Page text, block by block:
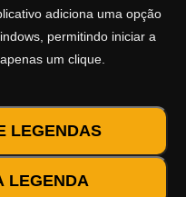
adiciona uma opção
permitindo iniciar a
um clique.
LEGENDAS
LEGENDA